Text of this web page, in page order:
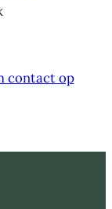
contact op